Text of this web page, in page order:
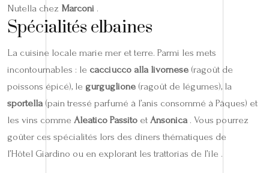
Nutella chez Marconi .
Spécialités elbaines
La cuisine locale marie mer et terre. Parmi les mets
incontournables : le cacciucco alla livornese (ragoût de
poissons épicé), le gurguglione (ragoût de légumes), la
sportella(pain tressé parfumé à l’anis consommé à Pâques) et
les vins comme Aleatico Passito et Ansonica. Vous pourrez
goûter ces spécialités lors des dîners thématiques de
l’Hôtel Giardino ou en explorant les trattorias de l’île .